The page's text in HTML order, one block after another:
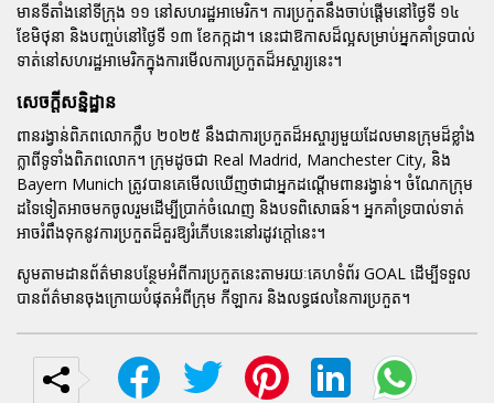
មានទីតាំងនៅទីក្រុង ១១ នៅសហរដ្ឋអាមេរិក។ ការប្រកួតនឹងចាប់ផ្តើមនៅថ្ងៃទី ១៤
ខែមិថុនា និងបញ្ចប់នៅថ្ងៃទី ១៣ ខែកក្កដា។ នេះជាឱកាសដ៏ល្អសម្រាប់អ្នកគាំទ្របាល់
ទាត់នៅសហរដ្ឋអាមេរិកក្នុងការមើលការប្រកួតដ៏អស្ចារ្យនេះ។
សេចក្តីសន្និដ្ឋាន
ពានរង្វាន់ពិភពលោកក្លឹប ២០២៥ នឹងជាការប្រកួតដ៏អស្ចារ្យមួយដែលមានក្រុមដ៏ខ្លាំង
ក្លាពីទូទាំងពិភពលោក។ ក្រុមដូចជា Real Madrid, Manchester City, និង
Bayern Munich ត្រូវបានគេមើលឃើញថាជាអ្នកដណ្តើមពានរង្វាន់។ ចំណែកក្រុម
ដទៃទៀតអាចមកចូលរួមដើម្បីប្រាក់ចំណេញ និងបទពិសោធន៍។ អ្នកគាំទ្របាល់ទាត់
អាចរំពឹងទុកនូវការប្រកួតដ៏គួរឱ្យរំភើបនេះនៅរដូវក្តៅនេះ។
សូមតាមដានព័ត៌មានបន្ថែមអំពីការប្រកួតនេះតាមរយៈគេហទំព័រ GOAL ដើម្បីទទួល
បានព័ត៌មានចុងក្រោយបំផុតអំពីក្រុម កីឡាករ និងលទ្ធផលនៃការប្រកួត។